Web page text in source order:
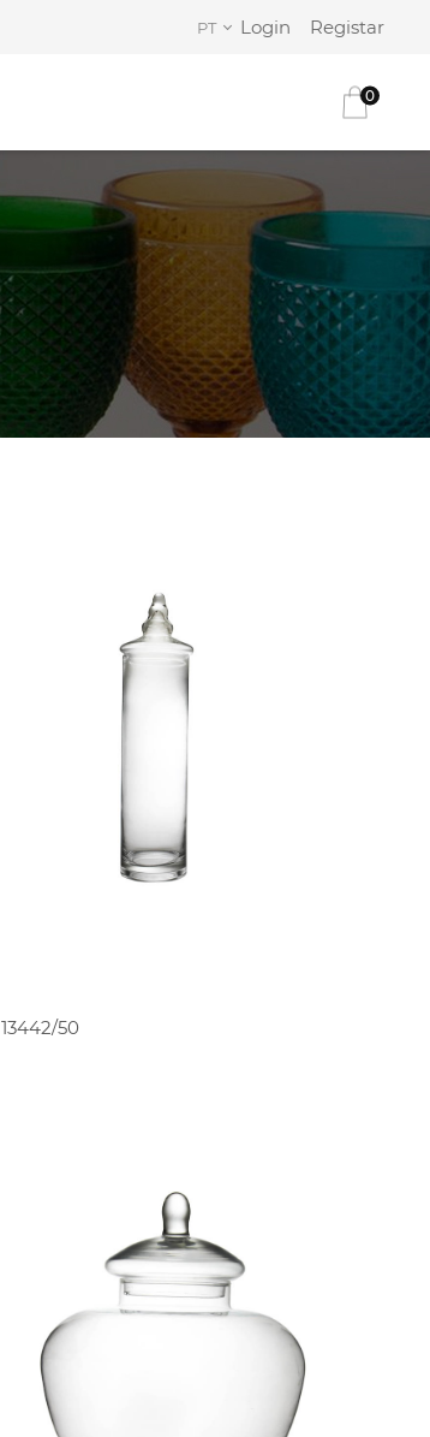
PT Login Registar
0
PEDIR ORÇAMENTO
13442/50